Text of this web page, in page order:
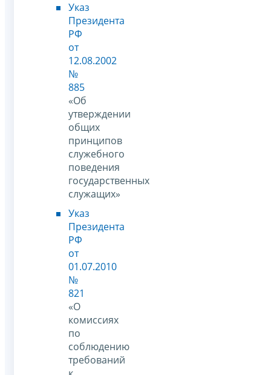
Указ
Президента
РФ
от
12.08.2002
№
885
«Об
утверждении
общих
принципов
служебного
поведения
государственных
служащих»
Указ
Президента
РФ
от
01.07.2010
№
821
«О
комиссиях
по
соблюдению
требований